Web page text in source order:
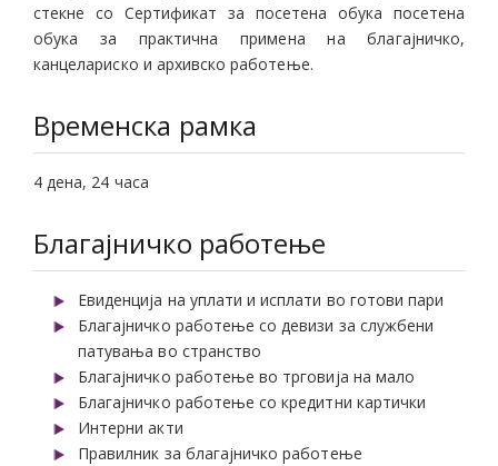
стекне со Сертификат за посетена обука посетена
обука за практична примена на благајничко,
канцелариско и архивско работење.
Временска рамка
4 дена, 24 часа
Благајничко работење
Евиденција на уплати и исплати во готови пари
Благајничко работење со девизи за службени
патувања во странство
Благајничко работење во трговија на мало
Благајничко работење со кредитни картички
Интерни акти
Правилник за благајничко работење